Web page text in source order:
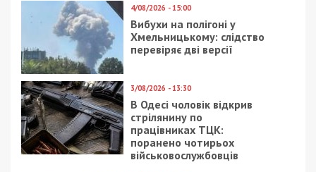
гуманитарной политики Днепровского горсовета
обошел этот момент весьма интересным
образом. Они издали указание не для учебных
учреждений, а для директоров школ. И
увольнять, в свою очередь, должны будут
именно они, тем самым взяв на себя всю
ответственность за все возможные последствия.
Мы категорически против этой незаконной
оптимизации. Мы обращались и в департамент
гуманитарной политики Днепровского горсовета, и к